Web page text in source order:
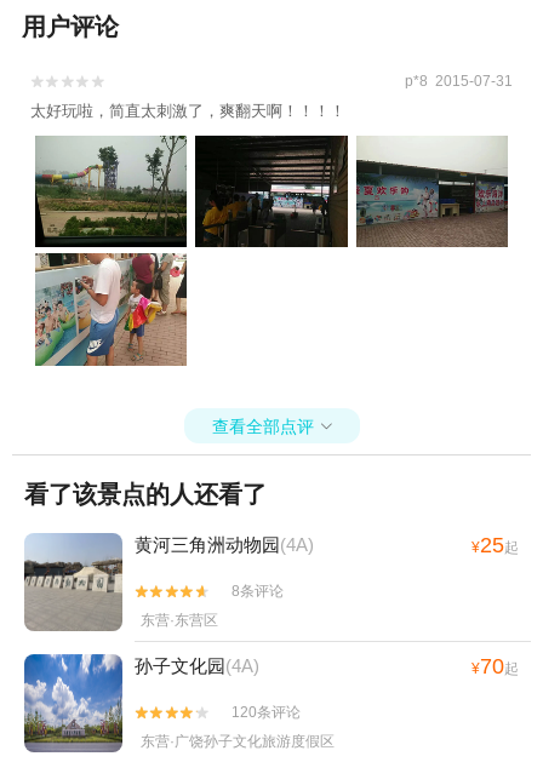
用户评论

 p*8 2015-07-31
太好玩啦，简直太刺激了，爽翻天啊！！！！
查看全部点评 
看了该景点的人还看了
黄河三角洲动物园(4A) ¥25起


8条评论
东营·东营区
孙子文化园(4A) ¥70起


120条评论
东营·广饶孙子文化旅游度假区